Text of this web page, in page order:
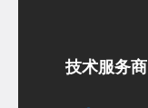
技术服务商